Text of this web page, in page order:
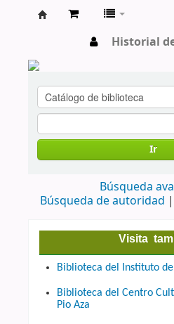
Historial
Ir
Búsqueda
Búsqueda de autoridad
Visita
Biblioteca del Instituto
Biblioteca del Centro
Pio Aza